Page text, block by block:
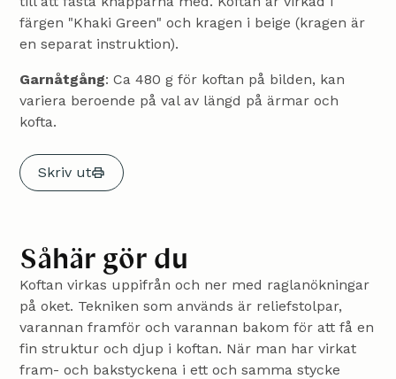
färgen "Khaki Green" och kragen i beige (kragen är
en separat instruktion).
Garnåtgång: Ca 480 g för koftan på bilden, kan
variera beroende på val av längd på ärmar och
kofta.
Skriv ut
Såhär gör du
Koftan virkas uppifrån och ner med raglanökningar
på oket. Tekniken som används är reliefstolpar,
varannan framför och varannan bakom för att få en
fin struktur och djup i koftan. När man har virkat
fram- och bakstyckena i ett och samma stycke